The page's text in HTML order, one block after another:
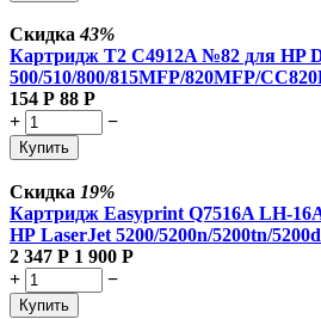
Скидка43%
Картридж T2 C4912A №82 для HP
500/510/800/815MFP/820MFP/
154 Р 88 Р
+
−
Купить
Скидка 19%
Картридж Easyprint Q7516A LH-
HP LaserJet 5200/5200n/5200tn/
2 347 Р 1 900 Р
+
−
Купить